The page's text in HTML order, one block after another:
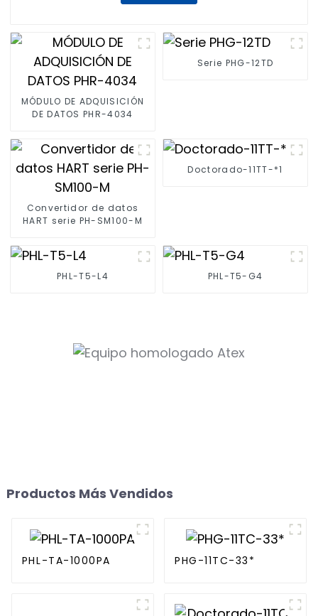
MÓDULO DE ADQUISICIÓN
DE DATOS PHR-4034
Serie PHG-12TD
Convertidor de datos
HART serie PH-SM100-M
Doctorado-11TT-*1
PHL-T5-L4 PHL-T5-G4
Productos Más Vendidos
PHL-TA-1000PA PHG-11TC-33*